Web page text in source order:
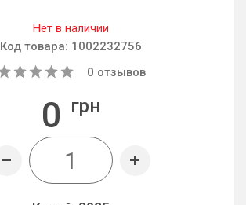
Нет в наличии
Код товара: 1002232756
0 отзывов
0 грн